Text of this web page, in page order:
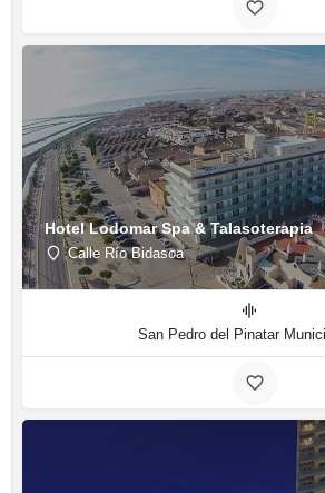
Hotel Lodomar Spa & Talasoterapia
Calle Río Bidasoa
San Pedro del Pinatar